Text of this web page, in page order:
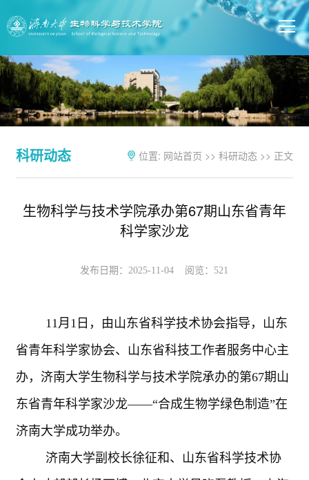
科研动态 位置: 网站首页 >> 科研动态>> 正文
生物科学与技术学院承办第67期山东省青年
科学家沙龙
发布日期：2025-11-04 阅览： 521
11月1日，由山东省科学技术协会指导，山东
省青年科学家协会、山东省科技工作者服务中心主
办，济南大学生物科学与技术学院承办的第67期山
东省青年科学家沙龙——“合成生物学绿色制造”在
济南大学成功举办。
济南大学副校长徐征和、山东省科学技术协